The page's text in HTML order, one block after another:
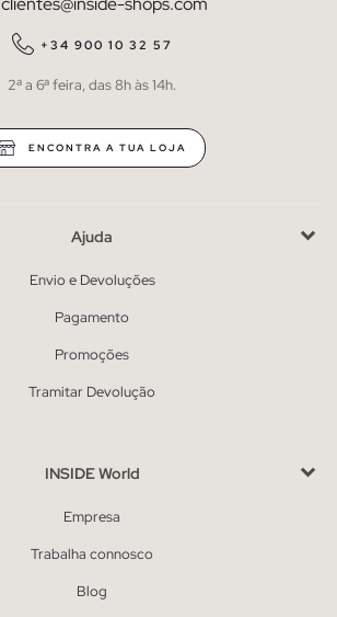
+34 900 10 32 57
2ª a 6ª feira, das 8h às 14h.
ENCONTRA A TUA LOJA
Ajuda
Envio e Devoluções
Pagamento
Promoções
Tramitar Devolução
INSIDE World
Empresa
Trabalha connosco
Blog